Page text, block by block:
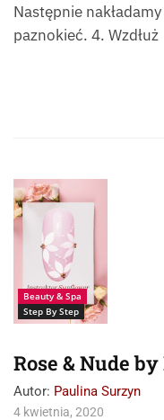
Następnie
paznokieć. 4. Wzdłuż
Rose & Nude by
Paulina Surzyn
Beauty & Spa
Step By Step
Rose & Nude
Autor: Paulina Surzyn
4 kwietnia, 2020